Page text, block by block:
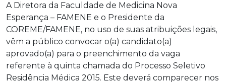
A Diretora da Faculdade de Medicina Nova
Esperança – FAMENE e o Presidente da
COREME/FAMENE, no uso de suas atribuições legais,
vêm a público convocar o(a) candidato(a)
aprovado(a) para o preenchimento da vaga
referente à quinta chamada do Processo Seletivo
Residência Médica 2015. Este deverá comparecer nos